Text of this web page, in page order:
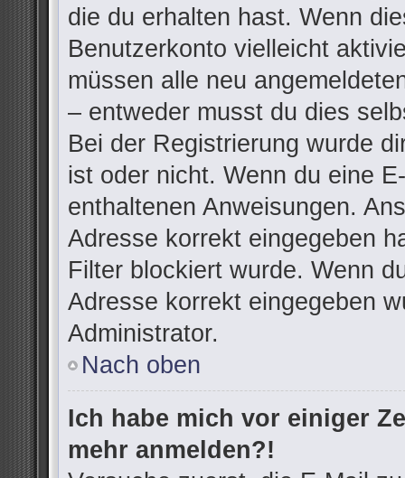
die du erhalten hast. Wenn
Benutzerkonto vielleicht
müssen alle neu
– entweder musst du dies
Bei der Registrierung wurde
ist oder nicht. Wenn du eine
enthaltenen Anweisungen.
Adresse korrekt eingegeben
Filter blockiert wurde. Wenn
Adresse korrekt eingegeben
Administrator.
Nach oben
Ich habe mich vor einiger
mehr anmelden?!